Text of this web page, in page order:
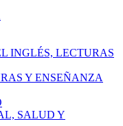
INGLÉS, LECTURAS
Y ENSEÑANZA
SALUD Y